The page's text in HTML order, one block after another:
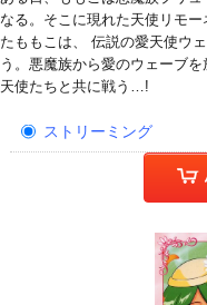
なる。そこに現れた天使リモ
たももこは、 伝説の愛天使ウ
う。悪魔族から愛のウェーブ
天使たちと共に戦う…!
ストリーミング